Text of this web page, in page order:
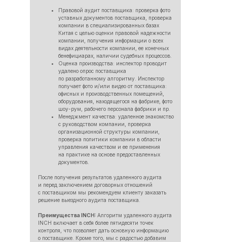
Правовой аудит поставщика: проверка фото
уставных документов поставщика, проверка
компании в специализированных базах
Китая с целью оценки правовой надежности
компании, получения информации о всех
видах деятельности компании, ее конечных
бенефициарах, наличии судебных процессов.
Оценка производства: инспектор проводит
удалено опрос поставщика
по разработанному алгоритму. Инспектор
получает фото и/или видео от поставщика:
офисных и производственных помещений,
оборудования, находящегося на фабрике, фото
шоу-рум, рабочего персонала фабрики и пр.
Менеджмент качества: удаленное знакомство
с руководством компании, проверка
организационной структуры компании,
проверка политики компании в области
управления качеством и ее применения
на практике на основе предоставленных
документов.
После получения результатов удаленного аудита
и перед заключением договорных отношений
с поставщиком мы рекомендуем клиенту заказать
решение выездного аудита поставщика.
Преимущества INCH: Алгоритм удаленного аудита
INCH включает в себя более пятидесяти точек
контроля, что позволяет дать основную информацию
о поставщике. Кроме того, мы с радостью добавим